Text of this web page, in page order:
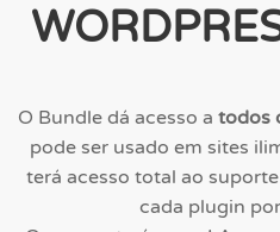
O Bundle dá acesso a todos
pode ser usado em sites
terá acesso total ao
cada plugin